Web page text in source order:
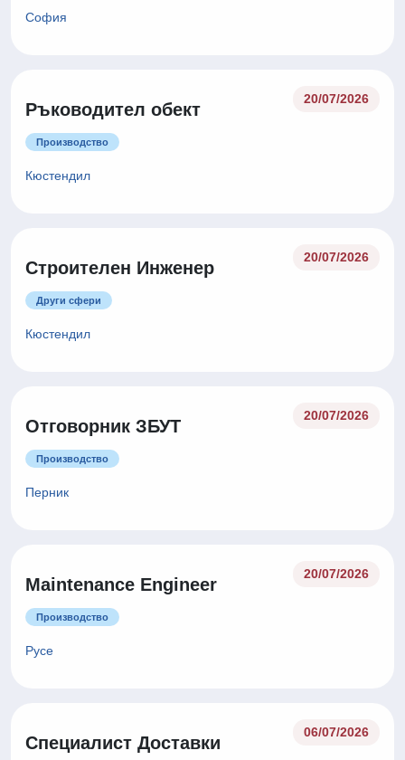
София
Ръководител обект
20/07/2026
Производство
Кюстендил
Строителен Инженер
20/07/2026
Други сфери
Кюстендил
Отговорник ЗБУТ
20/07/2026
Производство
Перник
Maintenance Engineer
20/07/2026
Производство
Русе
Специалист Доставки
06/07/2026